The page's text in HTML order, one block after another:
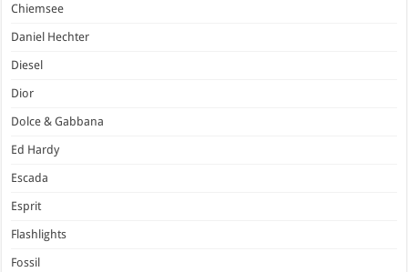
Chiemsee
Daniel Hechter
Diesel
Dior
Dolce & Gabbana
Ed Hardy
Escada
Esprit
Flashlights
Fossil